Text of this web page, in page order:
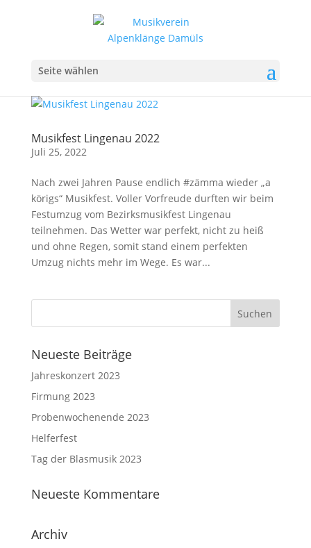
Seite wählen
Musikfest Lingenau 2022
Juli 25, 2022
Nach zwei Jahren Pause endlich #zämma wieder „a
körigs“ Musikfest. Voller Vorfreude durften wir beim
Festumzug vom Bezirksmusikfest Lingenau
teilnehmen. Das Wetter war perfekt, nicht zu heiß
und ohne Regen, somit stand einem perfekten
Umzug nichts mehr im Wege. Es war...
Neueste Beiträge
Jahreskonzert 2023
Firmung 2023
Probenwochenende 2023
Helferfest
Tag der Blasmusik 2023
Neueste Kommentare
Archiv